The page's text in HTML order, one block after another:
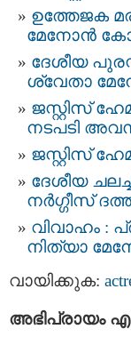
ഉത്തേജക
മേനോന്‍
ദേശീയ
ശ്വേതാ
ജസ്റ്റിസ്‌
നടപടി
ജസ്റ്റിസ്
ദേശീയ
നർഗ്ഗീസ്
വിവാഹം :
നിത്യാ
വായിക്കുക:
അഭിപ്രായം